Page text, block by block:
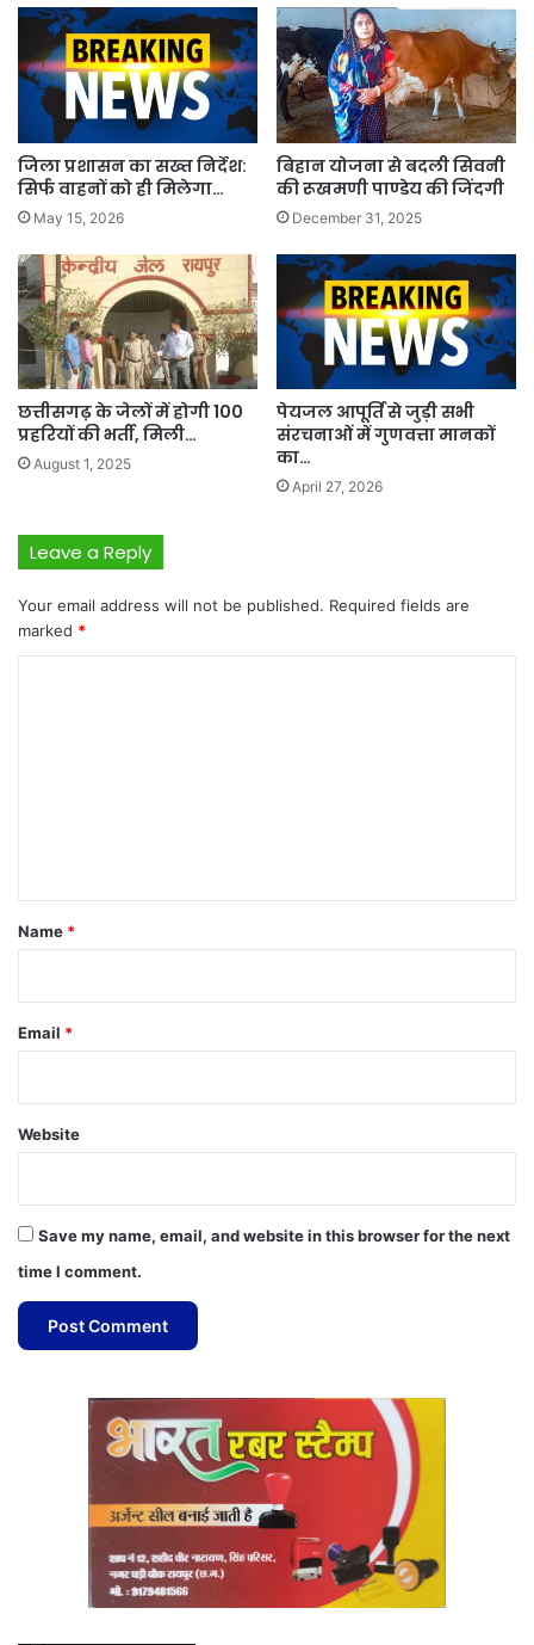
जिला प्रशासन का सख्त निर्देश:
सिर्फ वाहनों को ही मिलेगा…
May 15, 2026
बिहान योजना से बदली सिवनी
की रूखमणी पाण्डेय की जिंदगी
December 31, 2025
छत्तीसगढ़ के जेलों में होगी 100
प्रहरियों की भर्ती, मिली…
August 1, 2025
पेयजल आपूर्ति से जुड़ी सभी
संरचनाओं में गुणवत्ता मानकों
का…
April 27, 2026
Leave a Reply
Your email address will not be published. Required fields are
marked *
*
Name *
Email *
Website
Save my name, email, and website in this browser for the next
time I comment.